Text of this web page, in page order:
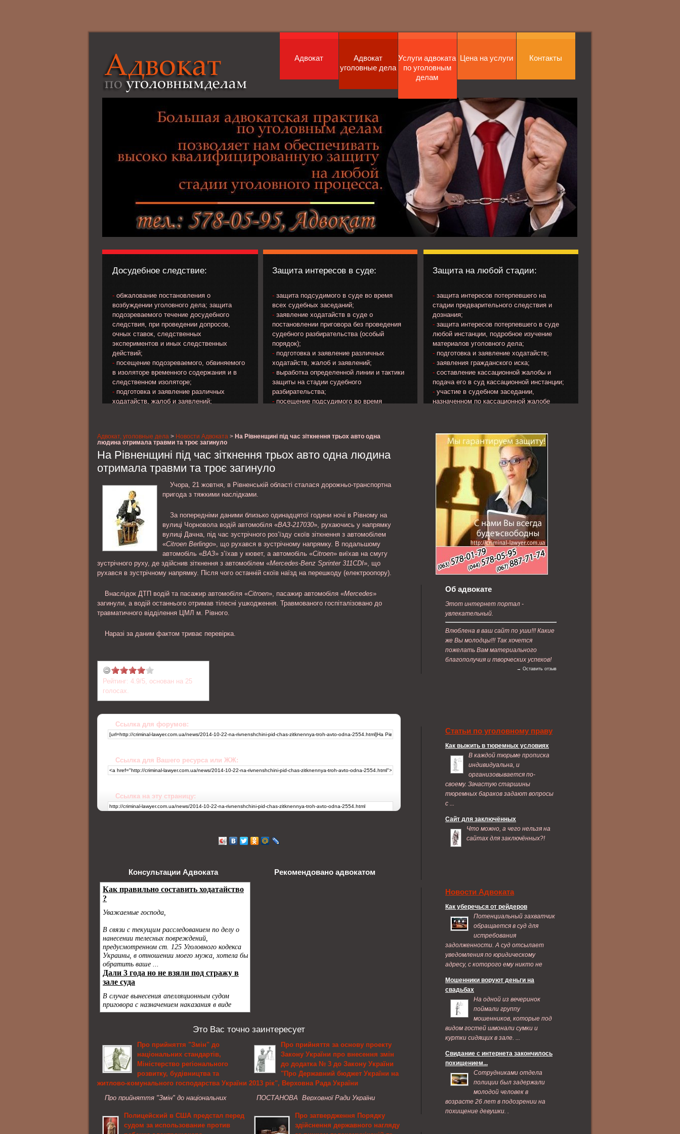
Адвокат
Адвокат
уголовные дела
Услуги адвоката
по уголовным
делам
Цена на услуги Контакты
Досудебное следствие:
- обжалование постановления о
возбуждении уголовного дела; защита
подозреваемого течение досудебного
следствия, при проведении допросов,
очных ставок, следственных
экспериментов и иных следственных
действий;
- посещение подозреваемого, обвиняемого
в изоляторе временного содержания и в
следственном изоляторе;
- подготовка и заявление различных
ходатайств, жалоб и заявлений;
стадии предварительного следствия;
сбор материала, характеризующего
личность обвиняемого; ознакомление с
материалами уголовного дела и др..
Защита интересов в суде:
-защита подсудимого в суде во время
всех судебных заседаний;
-заявление ходатайств в суде о
постановлении приговора без проведения
судебного разбирательства (особый
порядок);
-подготовка и заявление различных
ходатайств, жалоб и заявлений;
-выработка определенной линии и тактики
защиты на стадии судебного
разбирательства;
-посещение подсудимого во время
-ознакомление с протоколом судебного
содержанию.
Защита на любой стадии:
- защита интересов потерпевшего на
стадии предварительного следствия и
дознания;
- защита интересов потерпевшего в суде
любой инстанции, подробное изучение
материалов уголовного дела;
- подготовка и заявление ходатайств;
- заявления гражданского иска;
- составление кассационной жалобы и
подача его в суд кассационной инстанции;
- участие в судебном заседании,
назначенном по кассационной жалобе
Адвокат, уголовные дела > Новости Адвоката > На Рівненщині під час зіткнення трьох авто одна
людина отримала травми та троє загинуло
На Рівненщині під час зіткнення трьох авто одна людина
отримала травми та троє загинуло
Учора, 21 жовтня, в Рівненській області сталася дорожньо-транспортна
пригода з тяжкими наслідками.
За попередніми даними близько одинадцятої години ночі в Рівному на
вулиці Чорновола водій автомобіля «ВАЗ-217030», рухаючись у напрямку
вулиці Дачна, під час зустрічного роз’їзду скоїв зіткнення з автомобілем
«Citroen Berlingo», що рухався в зустрічному напрямку. В подальшому
автомобіль «ВАЗ» з’їхав у кювет, а автомобіль «Citroen» виїхав на смугу
зустрічного руху, де здійснив зіткнення з автомобілем «Mercedes-Benz Sprinter 311CDI», що
рухався в зустрічному напрямку. Після чого останній скоїв наїзд на перешкоду (електроопору).
Внаслідок ДТП водій та пасажир автомобіля «Citroen», пасажир автомобіля «Mercedes»
загинули, а водій останнього отримав тілесні ушкодження. Травмованого госпіталізовано до
травматичного відділення ЦМЛ м. Рівного.
Наразі за даним фактом триває перевірка.
Рейтинг: 4.9/5, основан на 25
голосах.
Ссылка для форумов:
Ссылка для Вашего ресурса или ЖЖ:
Ссылка на эту страницу:
Консультации Адвоката Рекомендовано адвокатом
Это Вас точно заинтересует
Про прийняття "Змін" до
національних стандартів,
Міністерство регіонального
розвитку, будівництва та
житлово-комунального господарства України
Про прийняття "Змін" до національних
та нормативній базі, пропозиціями учасників
інвестиційного процесу та на підставі рішення
Полицейский в США предстал перед
судом за использование против
Про прийняття за основу проекту
Закону України про внесення змін
до додатка № 3 до Закону України
"Про Державний бюджет України на
2013 рік", Верховна Рада України
ПОСТАНОВА Верховної Ради України
Прийняти за основу проект Закону України про
внесення змін до додатка № 3 до Закону
Про затвердження Порядку
здійснення державного нагляду
Об адвокате
Этот интернет портал -
увлекательный.
Влюблена в ваш сайт по уши!!! Какие
же Вы молодцы!!! Так хочется
пожелать Вам материального
благополучия и творческих успехов!
→ Оставить отзыв
Статьи по уголовному праву
Как выжить в тюремных условиях
В каждой тюрьме прописка
индивидуальна, и
организовывается по-
своему. Зачастую старшины
тюремных бараков задают вопросы
с ...
Сайт для заключённых
Что можно, а чего нельзя на
сайтах для заключённых?!
Новости Адвоката
Как уберечься от рейдеров
Потенциальный захватчик
обращается в суд для
истребования
задолженности. А суд отсылает
уведомления по юридическому
адресу, с которого ему никто не
Мошенники воруют деньги на
свадьбах
На одной из вечеринок
поймали группу
мошенников, которые под
видом гостей шмонали сумки и
куртки сидящих в зале. ...
Свидание с интернета закончилось
похищением...
Сотрудниками отдела
полиции был задержали
молодой человек в
возрасте 26 лет в подозрении на
похищение девушки. .